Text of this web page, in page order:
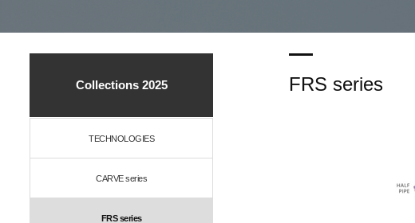
Collections 2025
TECHNOLOGIES
CARVE series
FRS series
FRS series